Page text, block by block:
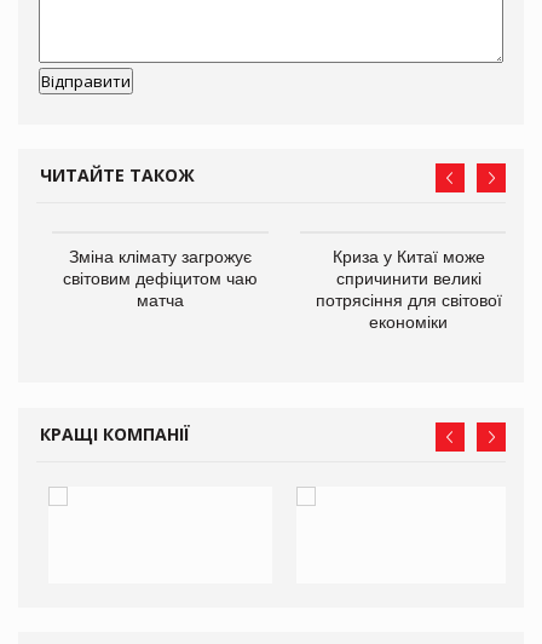
ЧИТАЙТЕ ТАКОЖ
Зміна клімату загрожує
світовим дефіцитом чаю
матча
Криза у Китаї може
спричинити великі
потрясіння для світової
економіки
КРАЩІ КОМПАНІЇ